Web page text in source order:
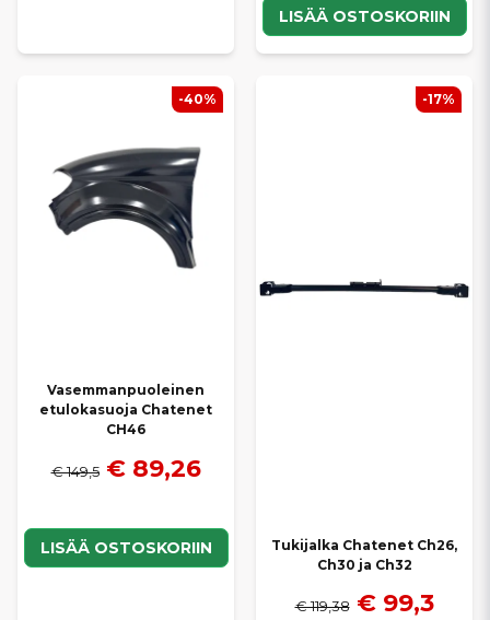
LISÄÄ OSTOSKORIIN
Vasemmanpuoleinen
etulokasuoja Chatenet
CH46
€ 149,5 € 89,26
LISÄÄ OSTOSKORIIN
-40%
Tukijalka Chatenet Ch26,
Ch30 ja Ch32
€ 119,38 € 99,3
-17%